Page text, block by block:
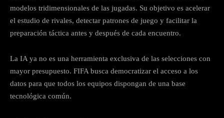
modelos tridimensionales de las jugadas. Su objetivo es acelerar
el estudio de rivales, detectar patrones de juego y facilitar la
preparación táctica antes y después de cada encuentro.
La IA ya no es una herramienta exclusiva de las selecciones con
mayor presupuesto. FIFA busca democratizar el acceso a los
datos para que todos los equipos dispongan de una base
tecnológica común.